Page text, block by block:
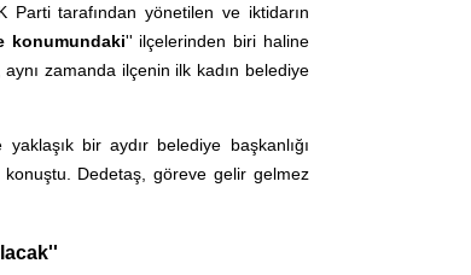
Parti tarafından yönetilen ve iktidarın
konumundaki'' ilçelerinden biri haline
zamanda ilçenin ilk kadın belediye
bir aydır belediye başkanlığı
Dedetaş, göreve gelir gelmez